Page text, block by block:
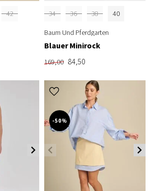
42 34 36 38 40
Baum Und Pferdgarten
Blauer Minirock
169,00 84,50
-50%